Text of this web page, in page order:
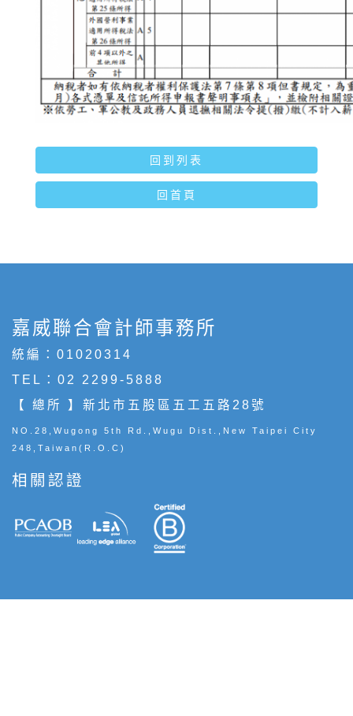
回到列表
回首頁
嘉威聯合會計師事務所
統編：01020314
TEL： 02 2299-5888
【 總所 】新北市五股區五工五路28號
NO.28,Wugong 5th Rd.,Wugu Dist.,New Taipei City
248,Taiwan(R.O.C)
相關認證